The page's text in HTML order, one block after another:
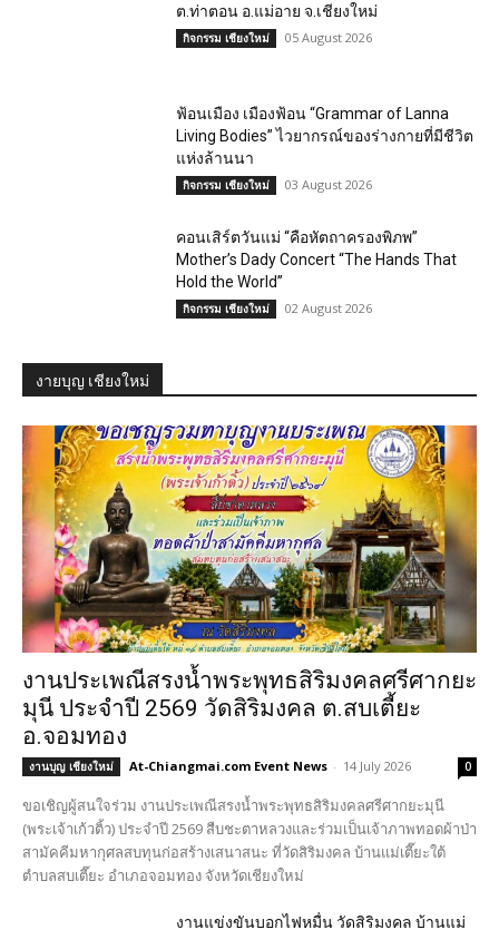
ต.ท่าตอน อ.แม่อาย จ.เชียงใหม่
กิจกรรม เชียงใหม่ 05 August 2026
ฟ้อนเมือง เมืองฟ้อน “Grammar of Lanna
Living Bodies” ไวยากรณ์ของร่างกายที่มีชีวิต
แห่งล้านนา
กิจกรรม เชียงใหม่ 03 August 2026
คอนเสิร์ตวันแม่ “คือหัตถาครองพิภพ”
Mother’s Dady Concert “The Hands That
Hold the World”
กิจกรรม เชียงใหม่ 02 August 2026
งายบุญ เชียงใหม่
งานประเพณีสรงน้ำพระพุทธสิริมงคลศรีศากยะ
มุนี ประจำปี 2569 วัดสิริมงคล ต.สบเตี้ยะ
อ.จอมทอง
งานบุญ เชียงใหม่ At-Chiangmai.com Event News - 14 July 2026 0
ขอเชิญผู้สนใจร่วม งานประเพณีสรงน้ำพระพุทธสิริมงคลศรีศากยะมุนี
(พระเจ้าเก้วติ้ว) ประจำปี 2569 สืบชะตาหลวงและร่วมเป็นเจ้าภาพทอดผ้าป่า
สามัคคีมหากุศลสบทุนก่อสร้างเสนาสนะ ที่วัดสิริมงคล บ้านแม่เตี๊ยะใต้
ตำบลสบเตี๊ยะ อำเภอจอมทอง จังหวัดเชียงใหม่
งานแข่งขันบอกไฟหมื่น วัดสิริมงคล บ้านแม่